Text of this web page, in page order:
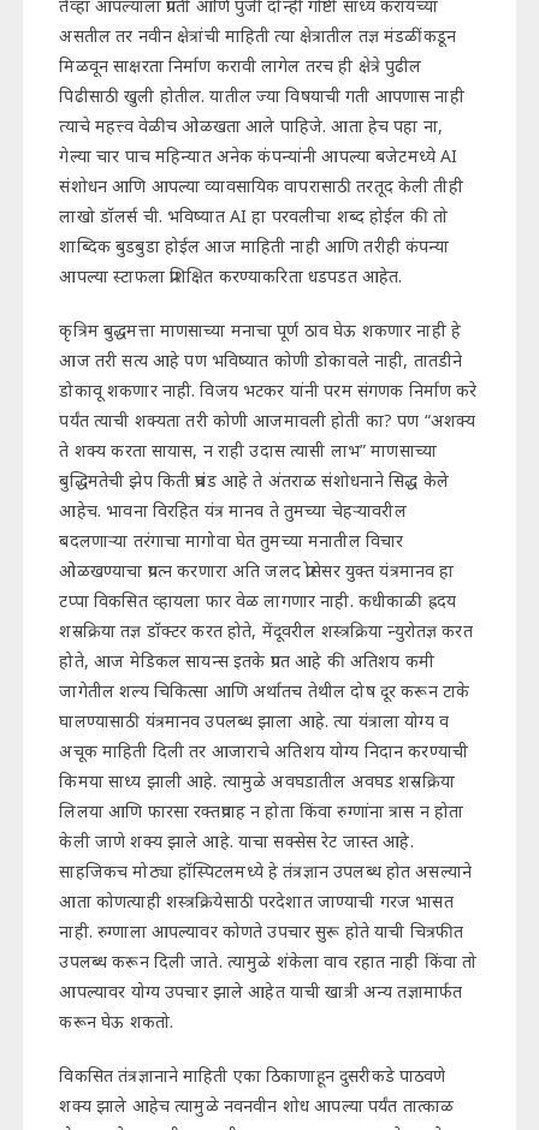
तेव्हा आपल्याला प्रगती आणि पुंजी दोन्ही गोष्टी साध्य करायच्या
असतील तर नवीन क्षेत्रांची माहिती त्या क्षेत्रातील तज्ञ मंडळींकडून
मिळवून साक्षरता निर्माण करावी लागेल तरच ही क्षेत्रे पुढील
पिढीसाठी खुली होतील. यातील ज्या विषयाची गती आपणास नाही
त्याचे महत्त्व वेळीच ओळखता आले पाहिजे. आता हेच पहा ना,
गेल्या चार पाच महिन्यात अनेक कंपन्यांनी आपल्या बजेटमध्ये AI
संशोधन आणि आपल्या व्यावसायिक वापरासाठी तरतूद केली तीही
लाखो डॉलर्स ची. भविष्यात AI हा परवलीचा शब्द होईल की तो
शाब्दिक बुडबुडा होईल आज माहिती नाही आणि तरीही कंपन्या
आपल्या स्टाफला प्रशिक्षित करण्याकरिता धडपडत आहेत.
कृत्रिम बुद्धमत्ता माणसाच्या मनाचा पूर्ण ठाव घेऊ शकणार नाही हे
आज तरी सत्य आहे पण भविष्यात कोणी डोकावले नाही, तातडीने
डोकावू शकणार नाही. विजय भटकर यांनी परम संगणक निर्माण करे
पर्यंत त्याची शक्यता तरी कोणी आजमावली होती का? पण “अशक्य
ते शक्य करता सायास, न राही उदास त्यासी लाभ” माणसाच्या
बुद्धिमतेची झेप किती प्रचंड आहे ते अंतराळ संशोधनाने सिद्ध केले
आहेच. भावना विरहित यंत्र मानव ते तुमच्या चेहऱ्यावरील
बदलणाऱ्या तरंगाचा मागोवा घेत तुमच्या मनातील विचार
ओळखण्याचा प्रयत्न करणारा अति जलद प्रोसेसर युक्त यंत्रमानव हा
टप्पा विकसित व्हायला फार वेळ लागणार नाही. कधीकाळी ह्रदय
शस्रक्रिया तज्ञ डॉक्टर करत होते, मेंदूवरील शस्त्रक्रिया न्युरोतज्ञ करत
होते, आज मेडिकल सायन्स इतके प्रगत आहे की अतिशय कमी
जागेतील शल्य चिकित्सा आणि अर्थातच तेथील दोष दूर करून टाके
घालण्यासाठी यंत्रमानव उपलब्ध झाला आहे. त्या यंत्राला योग्य व
अचूक माहिती दिली तर आजाराचे अतिशय योग्य निदान करण्याची
किमया साध्य झाली आहे. त्यामुळे अवघडातील अवघड शस्रक्रिया
लिलया आणि फारसा रक्तप्रवाह न होता किंवा रुग्णांना त्रास न होता
केली जाणे शक्य झाले आहे. याचा सक्सेस रेट जास्त आहे.
साहजिकच मोठ्या हॉस्पिटलमध्ये हे तंत्रज्ञान उपलब्ध होत असल्याने
आता कोणत्याही शस्त्रक्रियेसाठी परदेशात जाण्याची गरज भासत
नाही. रुग्णाला आपल्यावर कोणते उपचार सुरू होते याची चित्रफीत
उपलब्ध करून दिली जाते. त्यामुळे शंकेला वाव रहात नाही किंवा तो
आपल्यावर योग्य उपचार झाले आहेत याची खात्री अन्य तज्ञामार्फत
करून घेऊ शकतो.
विकसित तंत्रज्ञानाने माहिती एका ठिकाणाहून दुसरीकडे पाठवणे
शक्य झाले आहेच त्यामुळे नवनवीन शोध आपल्या पर्यंत तात्काळ